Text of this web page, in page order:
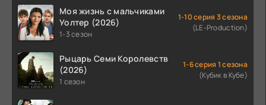
Моя жизнь с мальчиками
Уолтер (2026)
1-3 сезон
1-10 серия 3 сезона
(LE-Production)
Рыцарь Семи Королевств
(2026)
1 сезон
1-6 серия 1 сезона
(Кубик в Кубе)